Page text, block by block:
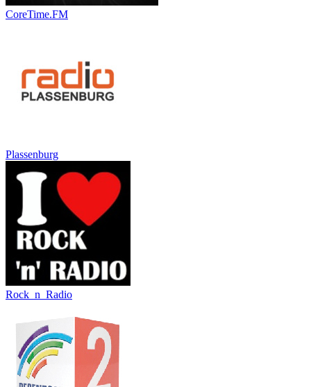
CoreTime.FM
Plassenburg
Rock_n_Radio